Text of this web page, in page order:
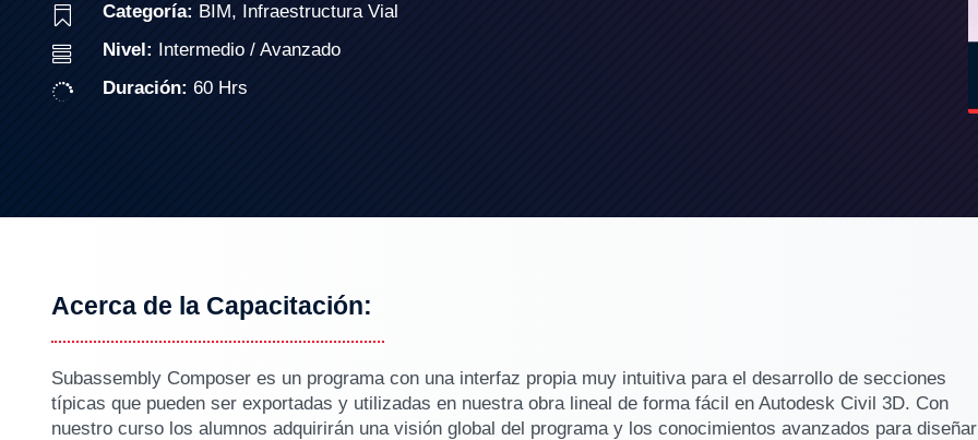
 Categoría: BIM, Infraestructura Vial
 Nivel: Intermedio / Avanzado
 Duración: 60 Hrs
Acerca de la Capacitación:
Subassembly Composer es un programa con una interfaz propia muy intuitiva para el desarrollo de secciones
típicas que pueden ser exportadas y utilizadas en nuestra obra lineal de forma fácil en Autodesk Civil 3D. Con
nuestro curso los alumnos adquirirán una visión global del programa y los conocimientos avanzados para diseñar